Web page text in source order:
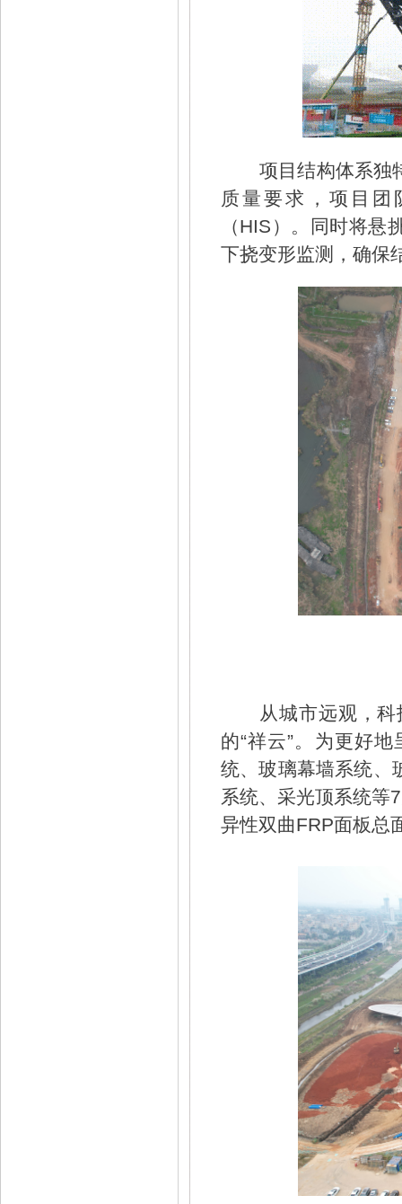
项目结构体系独
质量要求，项目
（HIS）。同时将
下挠变形监测，确保
从城市远观，
的“祥云”。为更好
统、玻璃幕墙系统、
系统、采光顶系统等
异性双曲FRP面板总